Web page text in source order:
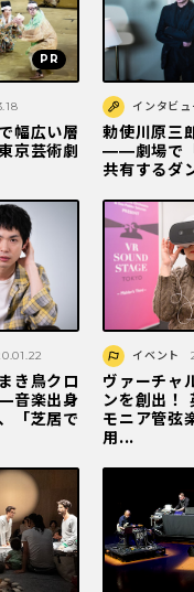
幅広い層
京芸術劇
インタビュ
勅使川原三
――劇場で
共有するダ
き鳥クロ
音楽出身
「芝居で
イベント
ヴァーチャ
ンを創出！
モニア管弦
用...